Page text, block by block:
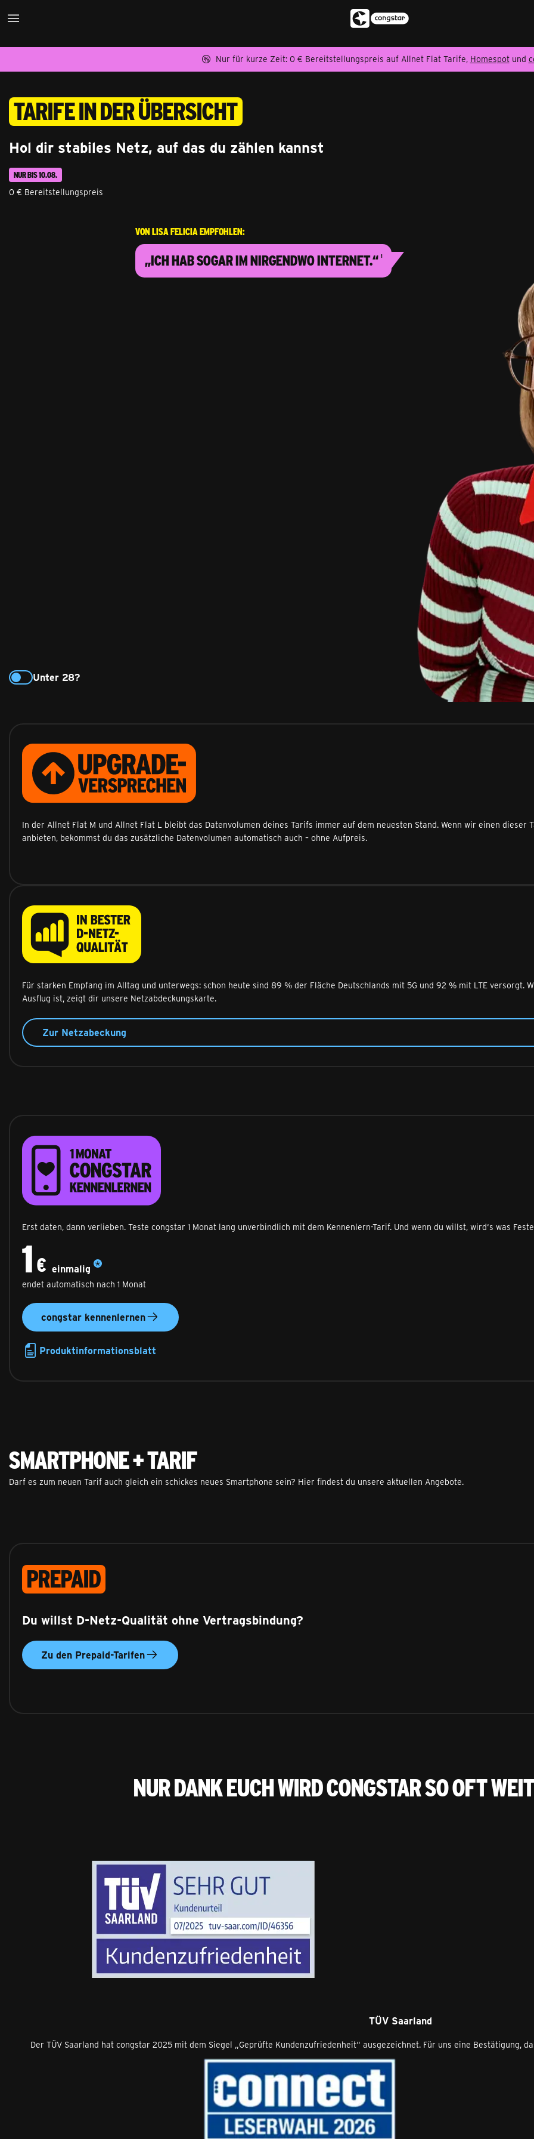
Nur für kurze Zeit: 0 € Bereitstellungspreis auf Allnet Flat Tarife, Homespotund
Tarife in der Übersicht
Hol dir stabiles Netz, auf das du zählen kannst
NUR BIS 10.08.
0 € Bereitstellungspreis
Von Lisa Felicia empfohlen:
„Ich hab sogar im Nirgendwo Internet.“ 1
Unter 28?
In der Allnet Flat M und Allnet Flat L bleibt das Datenvolumen deines Tarifs immer auf dem neuesten Stand. Wenn wir einen dieser
anbieten, bekommst du das zusätzliche Datenvolumen automatisch auch – ohne Aufpreis.
Für starken Empfang im Alltag und unterwegs: schon heute sind 89 % der Fläche Deutschlands mit 5G und 92 % mit LTE versorgt.
Ausflug ist, zeigt dir unsere Netzabdeckungskarte.
Zur Netzabeckung
Erst daten, dann verlieben. Teste congstar 1 Monat lang unverbindlich mit dem Kennenlern-Tarif. Und wenn du willst, wird‘s was
1 €
1 € einmalig
endet automatisch nach 1 Monat
congstar kennenlernen
Produktinformationsblatt
Smartphone + Tarif
Darf es zum neuen Tarif auch gleich ein schickes neues Smartphone sein? Hier findest du unsere aktuellen Angebote.
Prepaid
Du willst D-Netz-Qualität ohne Vertragsbindung?
Zu den Prepaid-Tarifen
Nur dank euch wird congstar so oft
TÜV Saarland
Der TÜV Saarland hat congstar 2025 mit dem Siegel „Geprüfte Kundenzufriedenheit“ ausgezeichnet. Für uns eine Bestätigung,